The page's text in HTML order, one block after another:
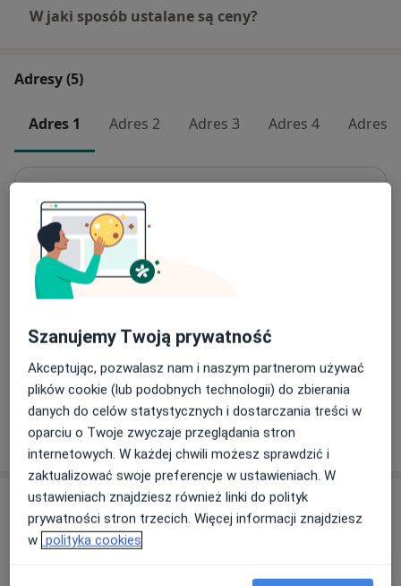
W jaki sposób ustalane są ceny?
Adresy (5)
Adres 1 Adres 2 Adres 3 Adres 4 Adres 5
Żeromskiego 12,
Powiększ mapę
internet
Co mam zrobić w tej sytuacji?
Pokaż więcej
o adresie
Ubezpieczenia - brak akceptowanych
Ten specjalista przyjmuje wyłącznie pacjentów
prywatnych. Możesz opłacić wizytę samodzielnie lub
znaleźć innego specjalistę, który akceptuje Twoje
Szanujemy Twoją prywatność
Akceptując, pozwalasz nam i naszym partnerom używać
plików cookie (lub podobnych technologii) do zbierania
danych do celów statystycznych i dostarczania treści w
oparciu o Twoje zwyczaje przeglądania stron
internetowych. W każdej chwili możesz sprawdzić i
zaktualizować swoje preferencje w ustawieniach. W
ustawieniach znajdziesz również linki do polityk
prywatności stron trzecich. Więcej informacji znajdziesz
w polityka cookies